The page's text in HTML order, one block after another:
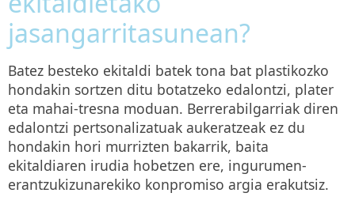
jasangarritasunean?
Batez besteko ekitaldi batek tona bat plastikozko
hondakin sortzen ditu botatzeko edalontzi, plater
eta mahai-tresna moduan. Berrerabilgarriak diren
edalontzi pertsonalizatuak aukeratzeak ez du
hondakin hori murrizten bakarrik, baita
ekitaldiaren irudia hobetzen ere, ingurumen-
erantzukizunarekiko konpromiso argia erakutsiz.